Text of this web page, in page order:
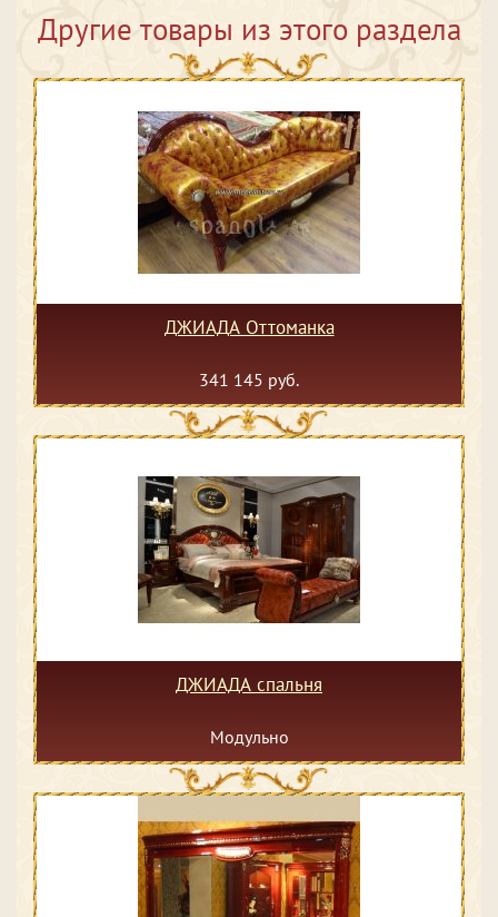
Другие товары из этого раздела
ДЖИАДА Оттоманка
341 145 руб.
ДЖИАДА спальня
Модульно